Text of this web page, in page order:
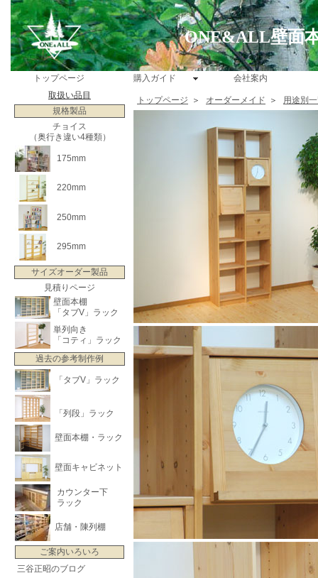
ONE&ALL壁面
トップページ 購入ガイド
会社案内
取扱い品目
規格製品
チョイス
（奥行き違い4種類）
175mm
220mm
250mm
295mm
サイズオーダー製品
見積りページ
壁面本棚
「タブV」ラック
単列向き
「コティ」ラック
過去の参考制作例
「タブV」ラック
「列段」ラック
壁面本棚・ラック
壁面キャビネット
カウンター下
ラック
店舗・陳列棚
ご案内いろいろ
三谷正昭のブログ
トップページ ＞ オーダーメイド ＞ 用途別